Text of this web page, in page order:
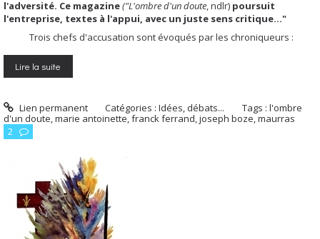
l'adversité. Ce magazine("L'ombre d'un doute, ndlr) poursuit
l'entreprise, textes à l'appui, avec un juste sens critique..."
Trois chefs d'accusation sont évoqués par les chroniqueurs :
Lire la suite
Lien permanent Catégories :Idées, débats... Tags :l'ombre
d'un doute,marie antoinette,franck ferrand,joseph boze,maurras
2